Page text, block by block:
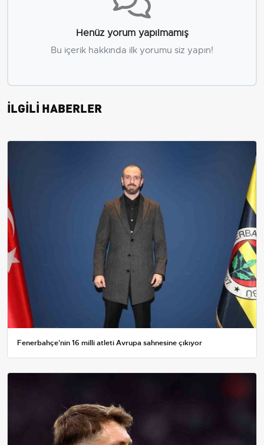
Henüz yorum yapılmamış
Bu içerik hakkında ilk yorumu siz yapın!
İLGİLİ HABERLER
Fenerbahçe'nin 16 milli atleti Avrupa sahnesine çıkıyor